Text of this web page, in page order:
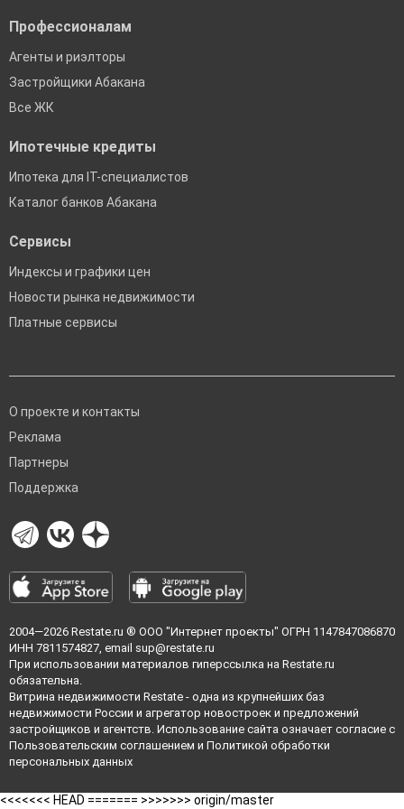
Профессионалам
Агенты и риэлторы
Застройщики Абакана
Все ЖК
Ипотечные кредиты
Ипотека для IT-специалистов
Каталог банков Абакана
Сервисы
Индексы и графики цен
Новости рынка недвижимости
Платные сервисы
О проекте и контакты
Реклама
Партнеры
Поддержка
2004—2026 Restate.ru ® ООО "Интернет проекты" ОГРН 1147847086870
ИНН 7811574827, email sup@restate.ru
При использовании материалов гиперссылка на Restate.ru
обязательна.
Витрина недвижимости Restate - одна из крупнейших баз
недвижимости России и агрегатор новостроек и предложений
застройщиков и агентств. Использование сайта означает согласие с
Пользовательским соглашением и Политикой обработки
персональных данных
<<<<<<< HEAD ======= >>>>>>> origin/master